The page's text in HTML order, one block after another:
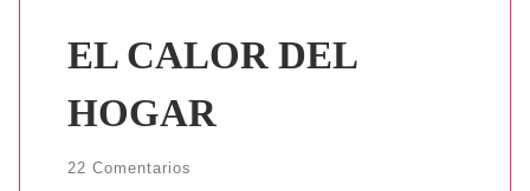
EL CALOR DEL
HOGAR
22 Comentarios